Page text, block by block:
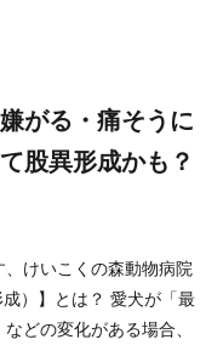
がる・痛そうに
股異形成かも？
けいこくの森動物病院
）】とは？ 愛犬が「最
どの変化がある場合、